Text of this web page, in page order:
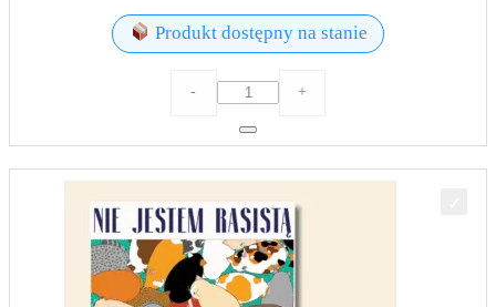
Produkt dostępny na stanie
-
Black
My
Color
+